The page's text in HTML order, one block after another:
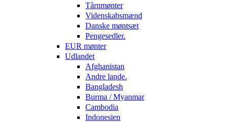
Tårnmønter
Videnskabsmænd
Danske møntsæt
Pengesedler.
EUR mønter
Udlandet
Afghanistan
Andre lande.
Bangladesh
Burma / Myanmar
Cambodia
Indonesien